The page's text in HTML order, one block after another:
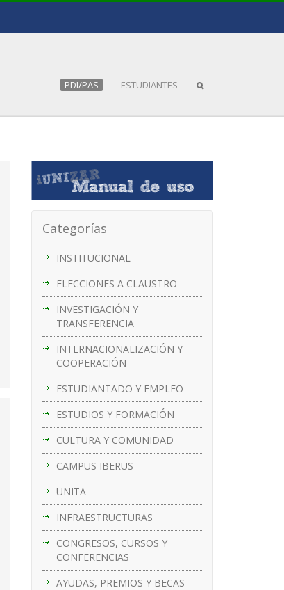
PDI/PAS ESTUDIANTES
Categorías
INSTITUCIONAL
ELECCIONES A CLAUSTRO
INVESTIGACIÓN Y
TRANSFERENCIA
INTERNACIONALIZACIÓN Y
COOPERACIÓN
ESTUDIANTADO Y EMPLEO
ESTUDIOS Y FORMACIÓN
CULTURA Y COMUNIDAD
CAMPUS IBERUS
UNITA
INFRAESTRUCTURAS
CONGRESOS, CURSOS Y
CONFERENCIAS
AYUDAS, PREMIOS Y BECAS